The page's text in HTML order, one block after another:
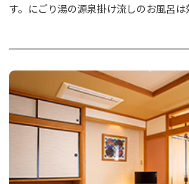
す。にごり湯の源泉掛け流しのお風呂